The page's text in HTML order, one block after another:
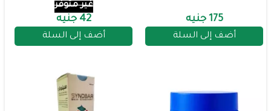
175 جنيه
أضف إلى السلة
غير متوفر
42 جنيه
أضف إلى السلة